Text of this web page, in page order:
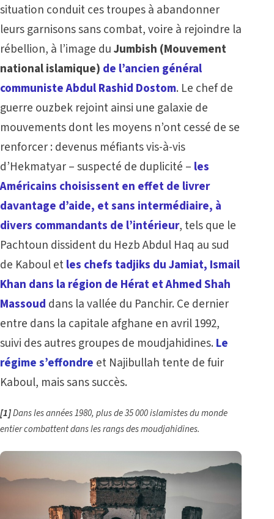
situation conduit ces troupes à abandonner
leurs garnisons sans combat, voire à rejoindre la
rébellion, à l’image duJumbish (Mouvement
national islamique) de l’ancien général
communiste Abdul Rashid Dostom. Le chef de
guerre ouzbek rejoint ainsi une galaxie de
mouvements dont les moyens n’ont cessé de se
renforcer : devenus méfiants vis-à-vis
d’Hekmatyar – suspecté de duplicité – les
Américains choisissent en effet de livrer
davantage d’aide, et sans intermédiaire, à
divers commandants de l’intérieur, tels que le
Pachtoun dissident du Hezb Abdul Haq au sud
de Kaboul etles chefs tadjiks du Jamiat, Ismail
Khan dans la région de Hérat et Ahmed Shah
Massoud dans la vallée du Panchir. Ce dernier
entre dans la capitale afghane en avril 1992,
suivi des autres groupes de moudjahidines. Le
régime s’effondre et Najibullah tente de fuir
Kaboul, mais sans succès.
[1]Dans les années 1980, plus de 35 000 islamistes du monde
entier combattent dans les rangs des moudjahidines.